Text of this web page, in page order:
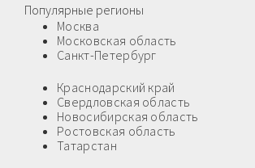
Популярные регионы
Москва
Московская область
Санкт-Петербург
Краснодарский край
Свердловская область
Новосибирская область
Ростовская область
Татарстан